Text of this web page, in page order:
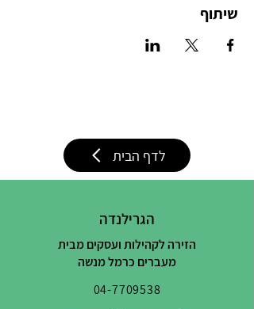
שיתוף
לדף הבית
הגרילנדה
הזירה לקהילות ועסקים מבית
מעברים כרמל מנשה
04-7709538